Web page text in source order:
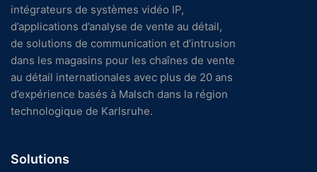
intégrateurs de systèmes vidéo IP,
d’applications d’analyse de vente au détail,
de solutions de communication et d’intrusion
dans les magasins pour les chaînes de vente
au détail internationales avec plus de 20 ans
d’expérience basés à Malsch dans la région
technologique de Karlsruhe.
Solutions